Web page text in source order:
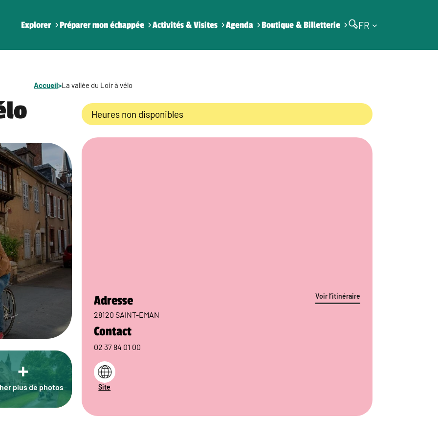
Explorer Préparer mon échappée Activités & Visites Agenda Boutique & Billetterie FR
Accueil>La vallée du Loir à vélo
+
plus de photos
Heures non disponibles
Voir l’itinéraire
Adresse
28120 SAINT-EMAN
Contact
02 37 84 01 00
Site